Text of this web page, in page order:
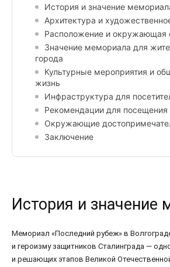
История и значение
Архитектура и
Расположение и окружающая
Значение мемориала для
города
Культурные мероприятия и
жизнь
Инфраструктура для
Рекомендации для посещения
Окружающие
Заключение
История и значение
Мемориал «Последний рубеж» в
и героизму защитников Сталинграда —
и решающих этапов Великой